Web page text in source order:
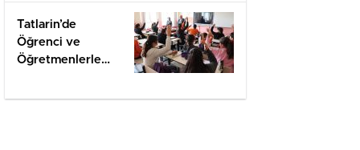
Tatlarin’de
Öğrenci ve
Öğretmenlerle